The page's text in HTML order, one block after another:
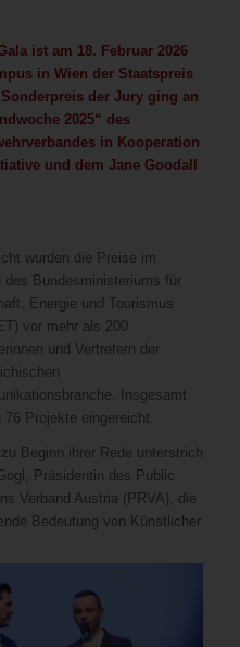
ist am 18. Februar 2026
in Wien der Staatspreis
der Jury ging an
2025“ des
in Kooperation
und dem Jane Goodall
wurden die Preise im
des Bundesministeriums für
Energie und Tourismus
vor mehr als 200
und Vertretern der
Insgesamt
76 Projekte eingereicht.
Beginn ihrer Rede unterstrich
Präsidentin des Public
Verband Austria (PRVA), die
Bedeutung von Künstlicher